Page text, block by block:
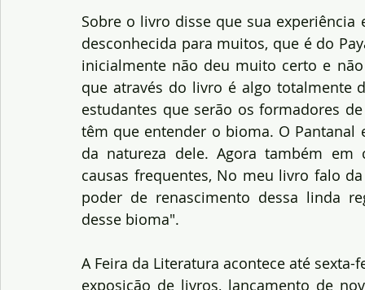
Sobre o livro disse que sua
desconhecida para muitos, que é do
inicialmente não deu muito certo e
que através do livro é algo totalmente
estudantes que serão os formadores
têm que entender o bioma. O Pantanal
da natureza dele. Agora também
causas frequentes, No meu livro falo
poder de renascimento dessa linda
desse bioma".
A Feira da Literatura acontece até sexta-
exposição de livros, lançamento de